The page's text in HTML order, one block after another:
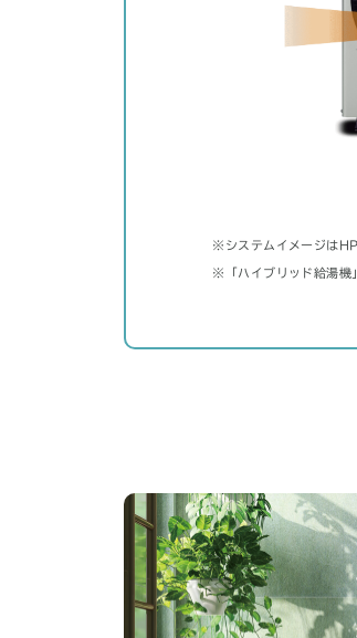
※システムイメージは
※「ハイブリッド給湯機